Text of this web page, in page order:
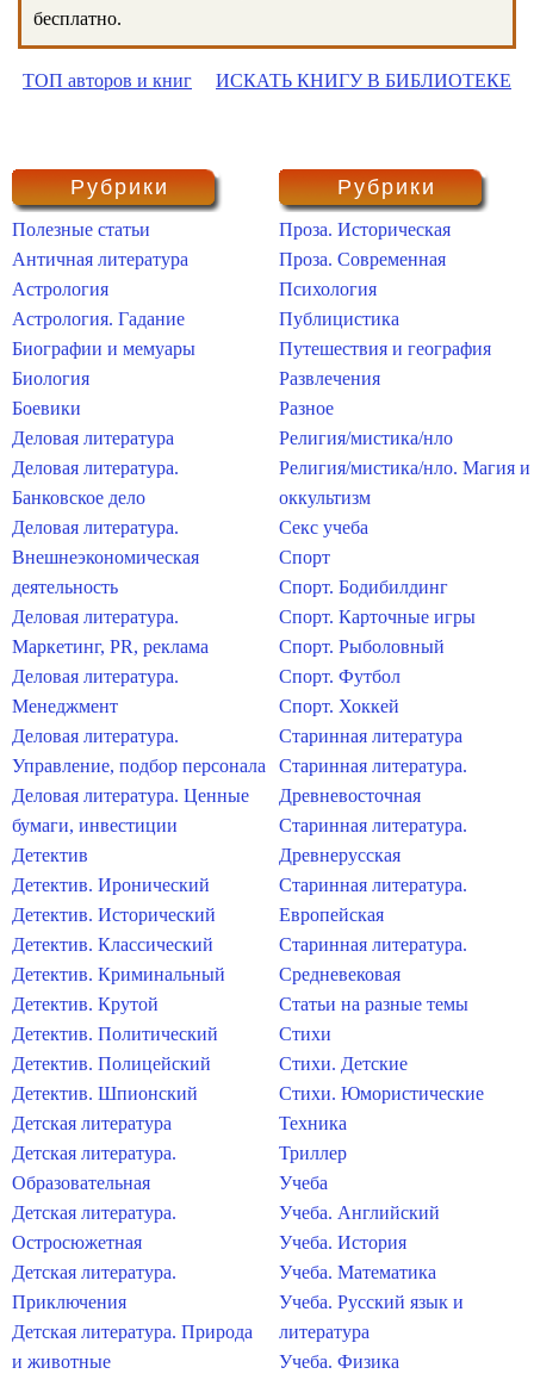
бесплатно.
ТОП авторов и книг ИСКАТЬ КНИГУ В БИБЛИОТЕКЕ
Рубрики
Полезные статьи
Античная литература
Астрология
Астрология. Гадание
Биографии и мемуары
Биология
Боевики
Деловая литература
Деловая литература.
Банковское дело
Деловая литература.
Внешнеэкономическая
деятельность
Деловая литература.
Маркетинг, PR, реклама
Деловая литература.
Менеджмент
Деловая литература.
Управление, подбор персонала
Деловая литература. Ценные
бумаги, инвестиции
Детектив
Детектив. Иронический
Детектив. Исторический
Детектив. Классический
Детектив. Криминальный
Детектив. Крутой
Детектив. Политический
Детектив. Полицейский
Детектив. Шпионский
Детская литература
Детская литература.
Образовательная
Детская литература.
Остросюжетная
Детская литература.
Приключения
Детская литература. Природа
и животные
Рубрики
Проза. Историческая
Проза. Современная
Психология
Публицистика
Путешествия и география
Развлечения
Разное
Религия/мистика/нло
Религия/мистика/нло. Магия и
оккультизм
Секс учеба
Спорт
Спорт. Бодибилдинг
Спорт. Карточные игры
Спорт. Рыболовный
Спорт. Футбол
Спорт. Хоккей
Старинная литература
Старинная литература.
Древневосточная
Старинная литература.
Древнерусская
Старинная литература.
Европейская
Старинная литература.
Средневековая
Статьи на разные темы
Стихи
Стихи. Детские
Стихи. Юмористические
Техника
Триллер
Учеба
Учеба. Английский
Учеба. История
Учеба. Математика
Учеба. Русский язык и
литература
Учеба. Физика